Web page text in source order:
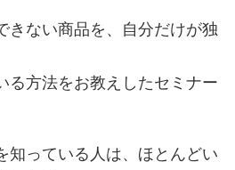
きない商品を、自分だけが独
る方法をお教えしたセミナー
知っている人は、ほとんどい